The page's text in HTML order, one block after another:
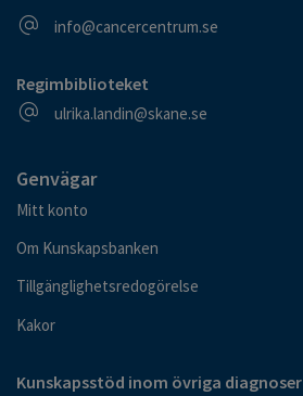
E-postadress
info@cancercentrum.se
Regimbiblioteket
E-postadress
ulrika.landin@skane.se
Genvägar
Mitt konto
Om Kunskapsbanken
Tillgänglighetsredogörelse
Kakor
Kunskapsstöd inom övriga diagnoser